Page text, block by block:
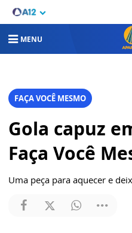
MENU
FAÇA VOCÊ MESMO
Gola capuz
Faça Você
Uma peça para aquecer e